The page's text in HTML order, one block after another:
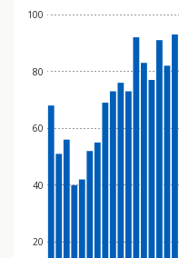
20
40
60
80
100